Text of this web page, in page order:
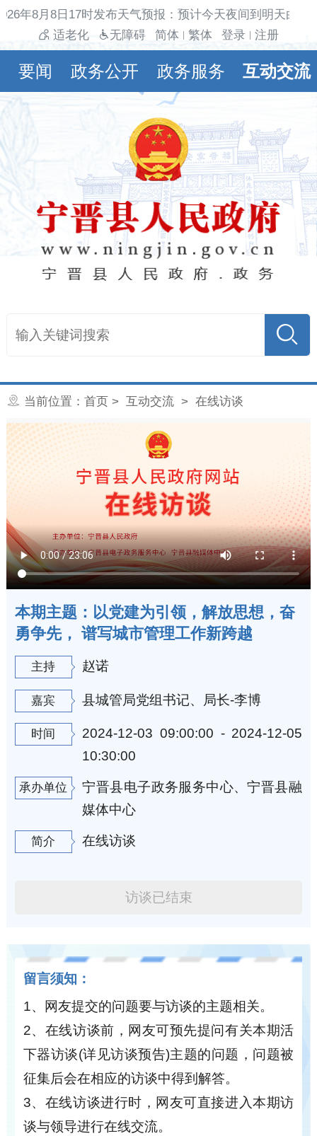
年8月8日17时发布天气预报：预计今天夜间到明天白
适老化
无障碍 简体 繁体 登录 注册
要闻 政务公开 政务服务 互动交流
当前位置： 首页 > 互动交流> 在线访谈
本期主题：以党建为引领，解放思想，奋
勇争先， 谱写城市管理工作新跨越
主持 赵诺
嘉宾 县城管局党组书记、局长-李博
时间
2024-12-03 09:00:00 - 2024-12-05
10:30:00
承办单位
宁晋县电子政务服务中心、宁晋县融
媒体中心
简介 在线访谈
访谈已结束
留言须知：
1、网友提交的问题要与访谈的主题相关。
2、在线访谈前，网友可预先提问有关本期活
下器访谈(详见访谈预告)主题的问题，问题被
征集后会在相应的访谈中得到解答。
3、在线访谈进行时，网友可直接进入本期访
谈与领导进行在线交流。